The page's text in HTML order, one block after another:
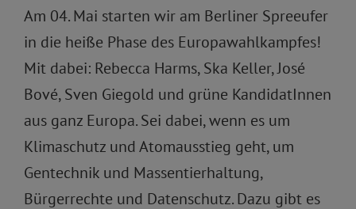
Am 04. Mai starten wir am Berliner Spreeufer
in die heiße Phase des Europawahlkampfes!
Mit dabei: Rebecca Harms, Ska Keller, José
Bové, Sven Giegold und grüne KandidatInnen
aus ganz Europa. Sei dabei, wenn es um
Klimaschutz und Atomausstieg geht, um
Gentechnik und Massentierhaltung,
Bürgerrechte und Datenschutz. Dazu gibt es